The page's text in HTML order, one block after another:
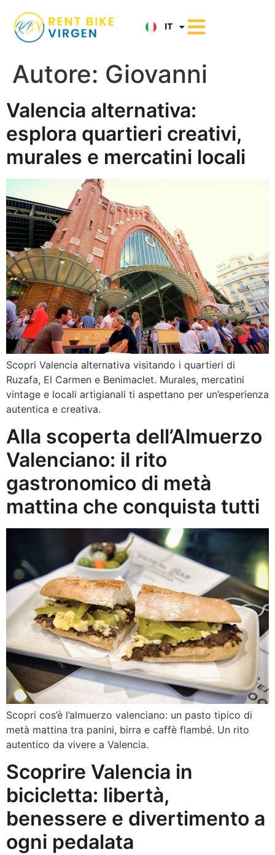
IT
NL
Autore: Giovanni
Valencia alternativa:
esplora quartieri creativi,
murales e mercatini locali
Scopri Valencia alternativa visitando i quartieri di
Ruzafa, El Carmen e Benimaclet. Murales, mercatini
vintage e locali artigianali ti aspettano per un’esperienza
autentica e creativa.
Alla scoperta dell’Almuerzo
Valenciano: il rito
gastronomico di metà
mattina che conquista tutti
Scopri cos’è l’almuerzo valenciano: un pasto tipico di
metà mattina tra panini, birra e caffè flambé. Un rito
autentico da vivere a Valencia.
Scoprire Valencia in
bicicletta: libertà,
benessere e divertimento a
ogni pedalata